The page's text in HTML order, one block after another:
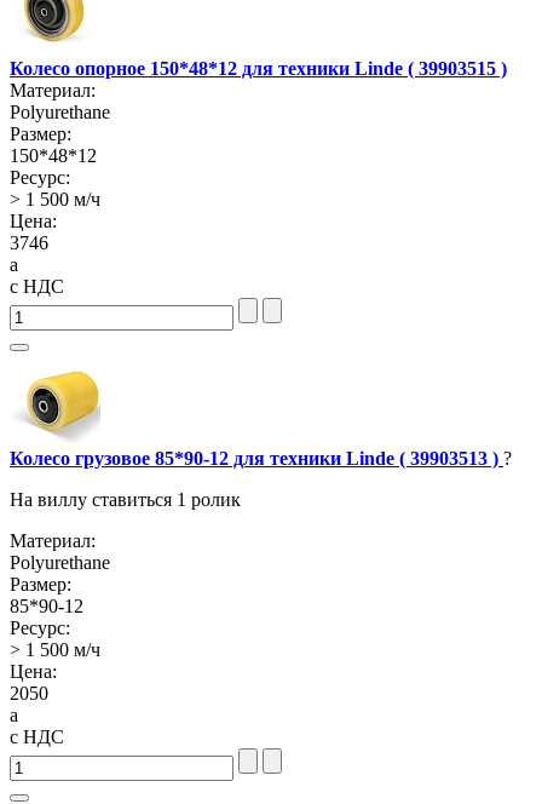
Колесо опорное 150*48*12 для техники Linde ( 39903515 )
Материал:
Polyurethane
Размер:
150*48*12
Ресурс:
> 1 500 м/ч
Цена:
3746
a
с НДС
Колесо грузовое 85*90-12 для техники Linde ( 39903513 ) ?
На виллу ставиться 1 ролик
Материал:
Polyurethane
Размер:
85*90-12
Ресурс:
> 1 500 м/ч
Цена:
2050
a
с НДС